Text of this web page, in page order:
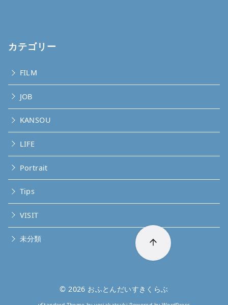
カテゴリー
FILM
JOB
KANSOU
LIFE
Portrait
Tips
VISIT
未分類
© 2026 おふとんだいすきくらぶ